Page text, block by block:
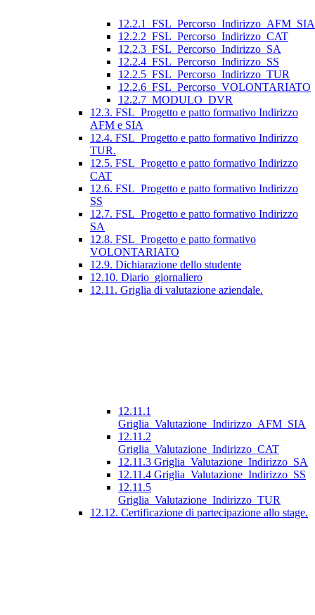
12.2.1_FSL_Percorso_Indirizzo_AFM_SIA
12.2.2_FSL_Percorso_Indirizzo_CAT
12.2.3_FSL_Percorso_Indirizzo_SA
12.2.4_FSL_Percorso_Indirizzo_SS
12.2.5_FSL_Percorso_Indirizzo_TUR
12.2.6_FSL_Percorso_VOLONTARIATO
12.2.7_MODULO_DVR
12.3. FSL_Progetto e patto formativo Indirizzo
AFM e SIA
12.4. FSL_Progetto e patto formativo Indirizzo
TUR.
12.5. FSL_Progetto e patto formativo Indirizzo
CAT
12.6. FSL_Progetto e patto formativo Indirizzo
SS
12.7. FSL_Progetto e patto formativo Indirizzo
SA
12.8. FSL_Progetto e patto formativo
VOLONTARIATO
12.9. Dichiarazione dello studente
12.10. Diario_giornaliero
12.11. Griglia di valutazione aziendale.
12.11.1
Griglia_Valutazione_Indirizzo_AFM_SIA
12.11.2
Griglia_Valutazione_Indirizzo_CAT
12.11.3 Griglia_Valutazione_Indirizzo_SA
12.11.4 Griglia_Valutazione_Indirizzo_SS
12.11.5
Griglia_Valutazione_Indirizzo_TUR
12.12. Certificazione di partecipazione allo stage.